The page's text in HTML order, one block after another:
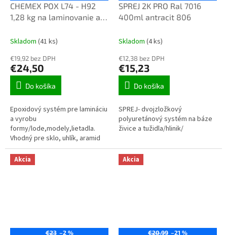
CHEMEX POX L74 - H92
1,28 kg na laminovanie a
Skladom (41 ks)
€19,92 bez DPH
€24,50
Do košíka
Epoxidový systém pre lamináciu
a vyrobu
formy/lode,modely,lietadla.
Vhodný pre sklo, uhlík, aramid
atď./pomalé schnutie/.
SPREJ 2K PRO Ral 7016
400ml antracit 806
Skladom (4 ks)
€12,38 bez DPH
€15,23
Do košíka
SPREJ- dvojzložkový
polyuretánový systém na báze
živice a tužidla/hlinik/
Akcia
€23 –2 %
Akcia
€20,99 –21 %